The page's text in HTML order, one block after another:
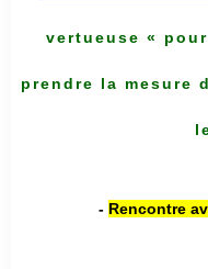
vertueuse «
prendre la mesure
- Rencontre